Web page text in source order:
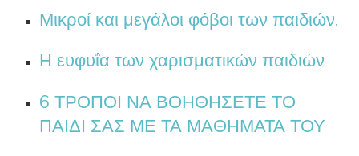
Μικροί και μεγάλοι φόβοι των παιδιών.
Η ευφυΐα των χαρισματικών παιδιών
6 ΤΡΟΠΟΙ ΝΑ ΒΟΗΘΗΣΕΤΕ ΤΟ
ΠΑΙΔΙ ΣΑΣ ΜΕ ΤΑ ΜΑΘΗΜΑΤΑ ΤΟΥ